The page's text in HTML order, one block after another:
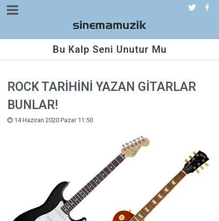
Bu Kalp Seni Unutur Mu
ROCK TARİHİNİ YAZAN GİTARLAR
BUNLAR!
14 Haziran 2020 Pazar 11:50